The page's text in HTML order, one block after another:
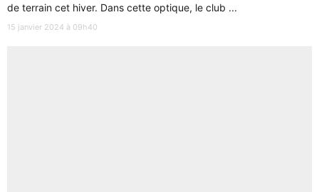
de terrain cet hiver. Dans cette optique, le club ...
15 janvier 2024 à 09h40